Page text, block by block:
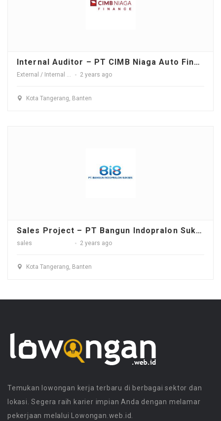
Internal Auditor – PT CIMB Niaga Auto Finance
2 years ago
Kota Tangerang, Banten
Sales Project – PT Bangun Indopralon Sukses
sales 2 years ago
Kota Tangerang, Banten
Temukan lowongan kerja terbaru di berbagai sektor dan
lokasi. Segera raih karier impian Anda dengan melamar
pekerjaan melalui Lowongan.web.id.